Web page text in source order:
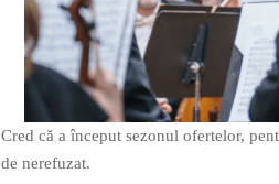
Cred că a început sezonul ofertelor,
de nerefuzat.